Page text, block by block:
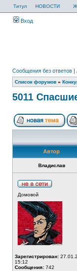
Титул НОВОСТИ
Вход
Сообщения без ответов |
Список форумов »
5011
Автор
Владислав
Домовой
Зарегистрирован:
15:12
Сообщения: 742